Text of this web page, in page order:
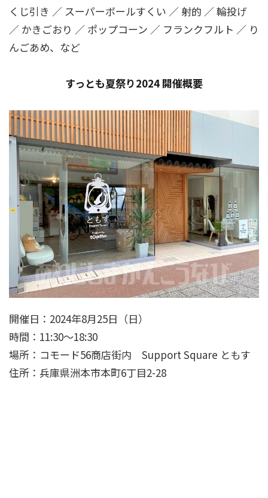
くじ引き ／ スーパーボールすくい ／ 射的 ／ 輪投げ
／ かきごおり ／ ポップコーン ／ フランクフルト ／ り
んごあめ、など
すっとも夏祭り2024 開催概要
開催日：2024年8月25日（日）
時間：11:30～18:30
場所：コモード56商店街内 Support Square ともす
住所：兵庫県洲本市本町6丁目2-28